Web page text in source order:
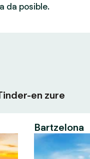
da posible.
en zure
Bartzelona